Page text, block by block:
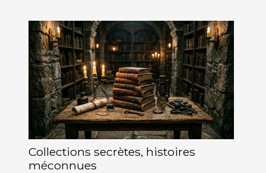
Collections secrètes, histoires
méconnues